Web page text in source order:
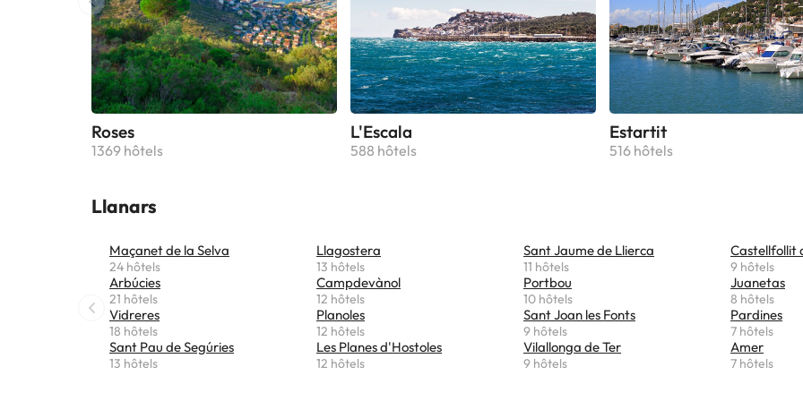
l'établissement. L'hébergement peut changer la façon dont il propose
de restauration en fonction des besoins. Ces informations sont
modifiées par l'hébergement.
Roses
1369 hôtels
L'Escala
588 hôtels
Estartit
516 hôtels
Llanars
Maçanet de la Selva
24 hôtels
Arbúcies
21 hôtels
Vidreres
18 hôtels
Sant Pau de Segúries
13 hôtels
Llagostera
13 hôtels
Campdevànol
12 hôtels
Planoles
12 hôtels
Les Planes d'Hostoles
12 hôtels
Sant Jaume de Llierca
11 hôtels
Portbou
10 hôtels
Sant Joan les Fonts
9 hôtels
Vilallonga de Ter
9 hôtels
Castellfollit
9 hôtels
Juanetas
8 hôtels
Pardines
7 hôtels
Amer
7 hôtels